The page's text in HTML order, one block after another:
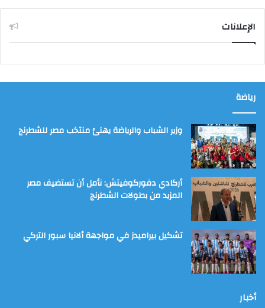
الإعلانات
رياضة
وزير الشباب والرياضة يهنئ منتخب مصر للشطرنج
أركادي دفوركوفيتش: نأمل أن تستضيف مصر
المزيد من بطولات الشطرنج
تشكيل بيراميدز في مواجهة ألانيا سبور التركي
أخبار